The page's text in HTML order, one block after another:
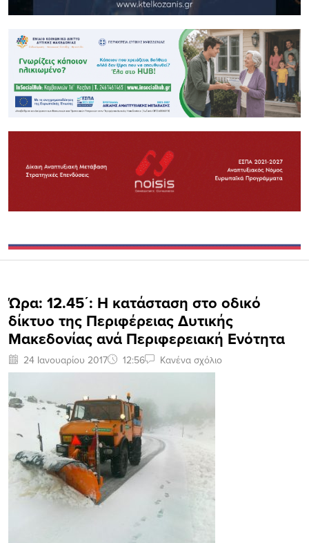
Ώρα: 12.45΄: Η κατάσταση στο οδικό
δίκτυο της Περιφέρειας Δυτικής
Μακεδονίας ανά Περιφερειακή Ενότητα
24 Ιανουαρίου 2017 12:56 Κανένα σχόλιο